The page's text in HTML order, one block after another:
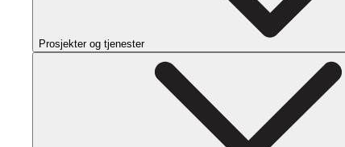
Prosjekter og tjenester